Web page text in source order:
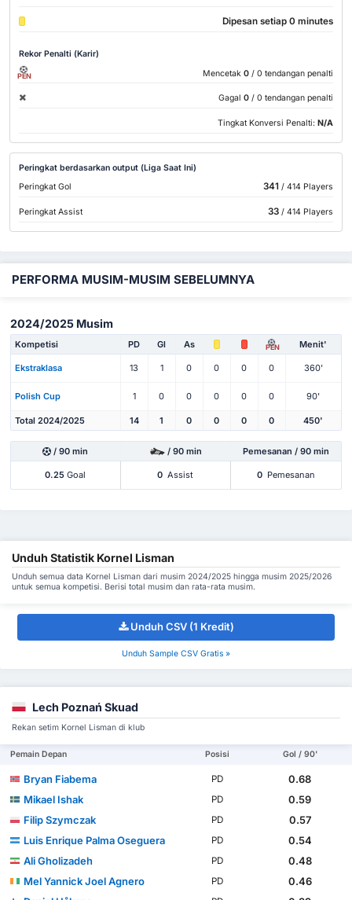
Dipesan setiap 0 minutes
Rekor Penalti (Karir)
PEN Mencetak 0 / 0 tendangan penalti
Gagal 0 / 0 tendangan penalti
Tingkat Konversi Penalti: N/A
Peringkat berdasarkan output (Liga Saat Ini)
Peringkat Gol
341 / 414 Players
Peringkat Assist 33/ 414 Players
PERFORMA MUSIM-MUSIM SEBELUMNYA
2024/2025 Musim
Kompetisi PD Gl As PEN Menit'
Ekstraklasa 13 1 0 0 0 0 360'
Polish Cup 1 0 0 0 0 0 90'
Total 2024/2025 14 1 0 0 0 0 450'
/ 90 min / 90 min Pemesanan / 90 min
0.25 Goal 0 Assist 0 Pemesanan
Unduh Statistik Kornel Lisman
Unduh semua data Kornel Lisman dari musim 2024/2025 hingga musim 2025/2026
untuk semua kompetisi. Berisi total musim dan rata-rata musim.
Unduh CSV (1 Kredit)
Unduh Sample CSV Gratis »
Lech Poznań Skuad
Rekan setim Kornel Lisman di klub
Pemain Depan Posisi Gol / 90'
Bryan Fiabema PD
0.68
Mikael Ishak
PD
0.59
Filip Szymczak
PD
0.57
Luis Enrique Palma Oseguera
PD
0.54
Ali Gholizadeh
PD
0.48
Mel Yannick Joel Agnero
PD
0.46